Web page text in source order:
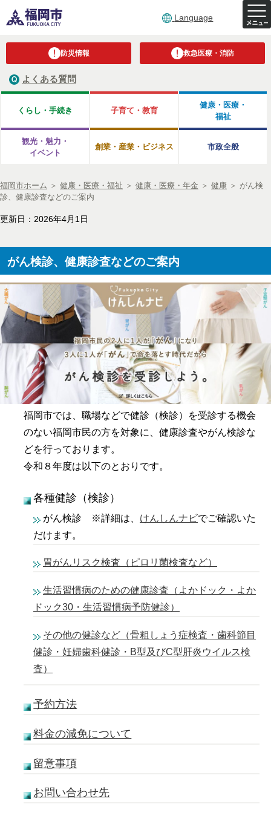
Language
防災情報 救急医療・消防
よくある質問
くらし・手続き 子育て・教育
健康・医療・
福祉
観光・魅力・
イベント
創業・産業・ビジネス 市政全般
福岡市ホーム ＞ 健康・医療・福祉 ＞ 健康・医療・年金 ＞ 健康 ＞ がん検
診、健康診査などのご案内
更新日：2026年4月1日
がん検診、健康診査などのご案内
福岡市では、職場などで健診（検診）を受診する機会
のない福岡市民の方を対象に、健康診査やがん検診な
どを行っております。
令和８年度は以下のとおりです。
各種健診（検診）
がん検診 ※詳細は、 けんしんナビでご確認いた
だけます。
胃がんリスク検査（ピロリ菌検査など）
生活習慣病のための健康診査（よかドック・よか
ドック30・生活習慣病予防健診）
その他の健診など（骨粗しょう症検査・歯科節目
健診・妊婦歯科健診・B型及びC型肝炎ウイルス検
査）
予約方法
料金の減免について
留意事項
お問い合わせ先